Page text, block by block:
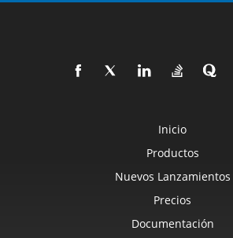
Inicio
Productos
Nuevos Lanzamientos
Precios
Documentación